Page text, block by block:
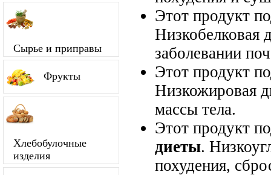
Сырье и приправы
Фрукты
Хлебобулочные
изделия
Этот продукт
Низкобелковая
заболевании
Этот продукт
Низкожировая
массы тела.
Этот продукт
диеты.
похудения,